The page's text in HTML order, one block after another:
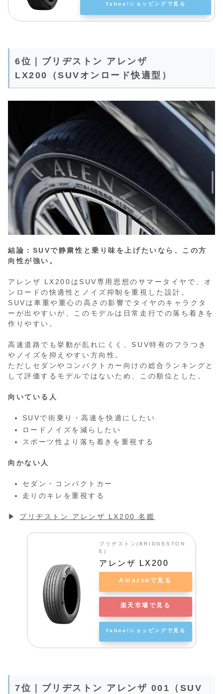
Yahoo!ショッピングで見る
6位｜ブリヂストン アレンザ
LX200（SUVオンロード快適型）
結論：SUVで静粛性と乗り味を上げたいなら、この方
向性が強い。
アレンザ LX200はSUV専用思想のサマータイヤで、オ
ンロードの快適性とノイズ抑制を重視した設計。
SUVは車重や重心の高さの影響でタイヤのキャラクタ
ーが出やすいが、このモデルは日常走行での落ち着きを
作りやすい。
高速道路でも挙動が乱れにくく、SUV特有のフラつき
やノイズを抑えやすい方向性。
ただしセダンやコンパクトカー向けの総合ランキングと
して評価するモデルではないため、この順位とした。
向いている人
SUVで街乗り・高速を快適にしたい
ロードノイズを減らしたい
スポーツ性より落ち着きを重視する
向かない人
セダン・コンパクトカー
走りのキレを重視する
▶ ブリヂストン アレンザ LX200 名鑑
ブリヂストン(BRIDGESTON
E)
アレンザ LX200
Amazonで見る
楽天市場で見る
Yahoo!ショッピングで見る
7位｜ブリヂストン アレンザ 001（SUV